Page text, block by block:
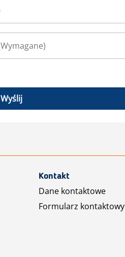
Wyślij
Kontakt
Dane kontaktowe
Formularz kontaktowy